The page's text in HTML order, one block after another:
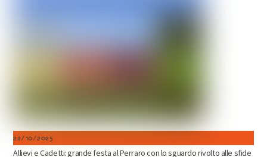
22/10/2025
Allievi e Cadetti: grande festa al Perraro con lo sguardo rivolto alle sfide